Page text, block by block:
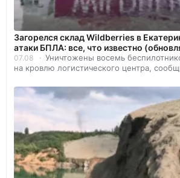
Загорелся склад Wildberries в
атаки БПЛА: все, что известно
07.08
Уничтожены восемь
на кровлю логистического центра,